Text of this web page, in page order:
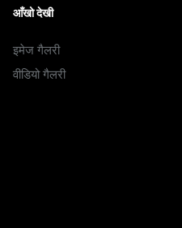
आँखो देखी
इमेज गैलरी
वीडियो गैलरी